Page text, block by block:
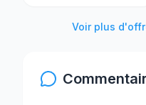
Voir plus